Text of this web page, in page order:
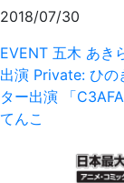
2018/07/30
EVENT 五木 あき
出演 Private: ひの
ター出演
「
てんこ